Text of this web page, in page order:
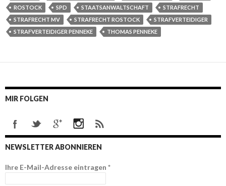
ROSTOCK
SPD STAATSANWALTSCHAFT
STRAFRECHT
STRAFRECHT MV
STRAFRECHT ROSTOCK
STRAFVERTEIDIGER
STRAFVERTEIDIGER PENNEKE
THOMAS PENNEKE
MIR FOLGEN
NEWSLETTER ABONNIEREN
Ihre E-Mail-Adresse eintragen *